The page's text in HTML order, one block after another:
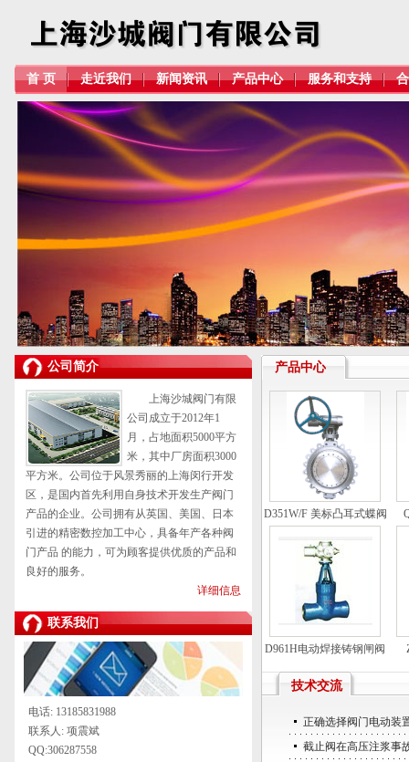
首 页 走近我们 新闻资讯 产品中心 服务和支持
公司简介
上海沙城阀门有限
公司成立于2012年1
月，占地面积5000平方
米，其中厂房面积3000
平方米。公司位于风景秀丽的上海闵行开发
区，是国内首先利用自身技术开发生产阀门
产品的企业。公司拥有从英国、美国、日本
引进的精密数控加工中心，具备年产各种阀
门产品 的能力，可为顾客提供优质的产品和
良好的服务。
详细信息
联系我们
电话: 13185831988
联系人: 项震斌
QQ:306287558
产品中心
D351W/F 美标凸耳式蝶阀
D961H电动焊接铸钢闸阀
技术交流
正确选择阀门电动装
截止阀在高压注浆事